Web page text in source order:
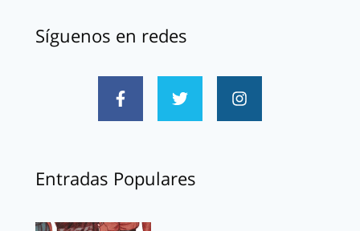
Síguenos en redes
Entradas Populares